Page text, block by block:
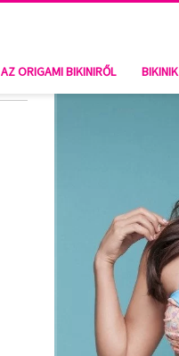
AZ ORIGAMI BIKINIRŐL BIKINIK